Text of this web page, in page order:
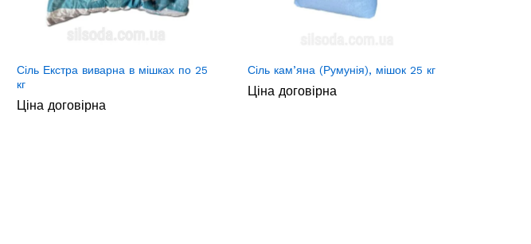
Сіль Екстра виварна в мішках по 25
кг
Ціна договірна
Сіль кам’яна (Румунія), мішок 25 кг
Ціна договірна